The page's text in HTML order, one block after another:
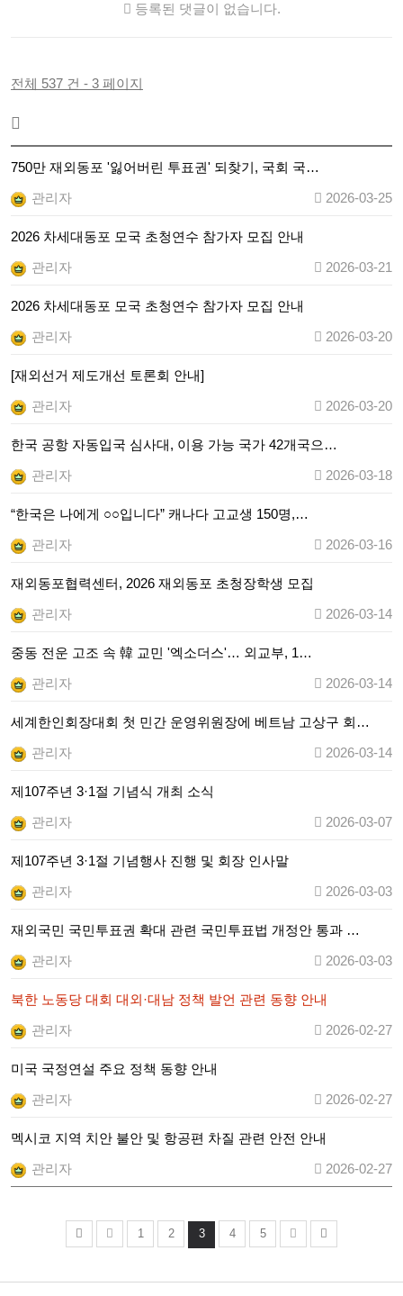
등록된 댓글이 없습니다.
전체 537 건 - 3 페이지
750만 재외동포 '잃어버린 투표권' 되찾기, 국회 국…
관리자
2026-03-25
2026 차세대동포 모국 초청연수 참가자 모집 안내
관리자
2026-03-21
2026 차세대동포 모국 초청연수 참가자 모집 안내
관리자
2026-03-20
[재외선거 제도개선 토론회 안내]
관리자
2026-03-20
한국 공항 자동입국 심사대, 이용 가능 국가 42개국으…
관리자
2026-03-18
“한국은 나에게 ○○입니다” 캐나다 고교생 150명,…
관리자
2026-03-16
재외동포협력센터, 2026 재외동포 초청장학생 모집
관리자
2026-03-14
중동 전운 고조 속 韓 교민 '엑소더스'… 외교부, 1…
관리자
2026-03-14
세계한인회장대회 첫 민간 운영위원장에 베트남 고상구 회…
관리자
2026-03-14
제107주년 3·1절 기념식 개최 소식
관리자
2026-03-07
제107주년 3·1절 기념행사 진행 및 회장 인사말
관리자
2026-03-03
재외국민 국민투표권 확대 관련 국민투표법 개정안 통과 …
관리자
2026-03-03
북한 노동당 대회 대외·대남 정책 발언 관련 동향 안내
관리자
2026-02-27
미국 국정연설 주요 정책 동향 안내
관리자
2026-02-27
멕시코 지역 치안 불안 및 항공편 차질 관련 안전 안내
관리자
2026-02-27
1 2 3 4 5